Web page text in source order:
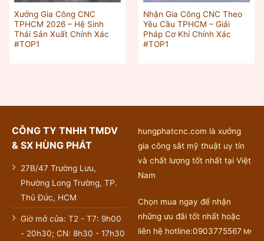
Xưởng Gia Công CNC
TPHCM 2026 – Hệ Sinh
Thái Sản Xuất Chính Xác
#TOP1
Nhận Gia Công CNC Theo
Yêu Cầu TPHCM – Giải
Pháp Cơ Khí Chính Xác
#TOP1
CÔNG TY TNHH TMDV
& SX HÙNG PHÁT
27B/47 Trường Lưu,
Phường Long Trường, TP.
Thủ Đức, HCM
Giờ mở cửa: T2 - T7: 9h00
- 20h30; CN: 8h30 - 17h30
hungphatcnc.com là xưởng
gia công sắt mỹ thuật uy tín
và chất lượng tốt nhất tại Việt
Nam
Chọn mua ngay để nhận
những ưu đãi tốt nhất hoặc
liên hệ hotline:0903775567 Mr